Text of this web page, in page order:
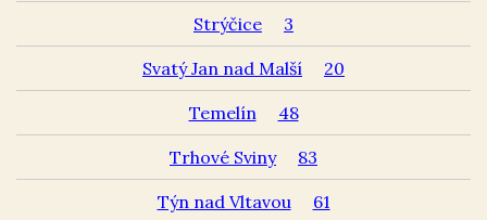
Strýčice 3
Svatý Jan nad Malší 20
Temelín 48
Trhové Sviny 83
Týn nad Vltavou 61